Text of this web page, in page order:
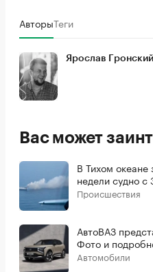
АвторыТеги
Ярослав Гронский
Вас может
В Тихом океане
недели судно
Происшествия
АвтоВАЗ
Фото и
Автомобили